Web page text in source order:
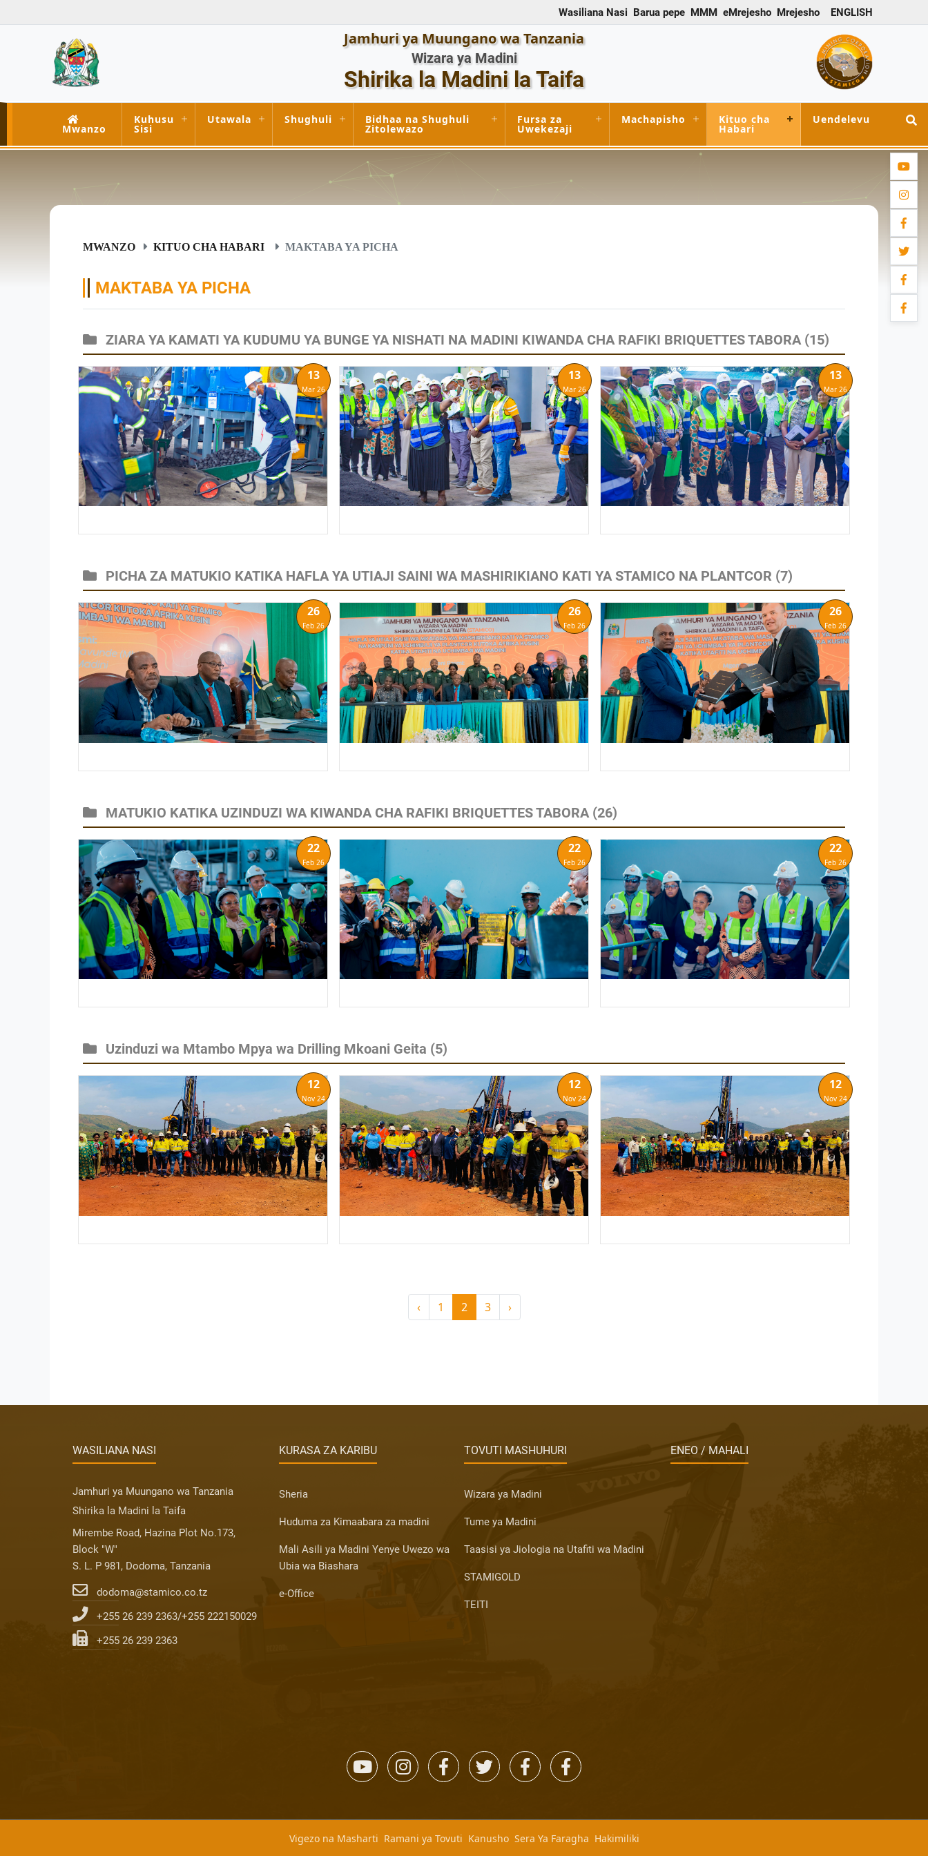
Wasiliana Nasi Barua pepe MMM eMrejesho Mrejesho ENGLISH
Jamhuri ya Muungano wa Tanzania
Wizara ya Madini
Shirika la Madini la Taifa
Mwanzo
Kuhusu
Sisi
Utawala Shughuli Bidhaa na Shughuli
Zitolewazo
Fursa za
Uwekezaji
Machapisho Kituo cha
Habari
Uendelevu
MWANZO KITUO CHA HABARI MAKTABA YA PICHA
MAKTABA YA PICHA
ZIARA YA KAMATI YA KUDUMU YA BUNGE YA NISHATI NA MADINI KIWANDA CHA RAFIKI BRIQUETTES TABORA (15)
13
Mar 26
13
Mar 26
13
Mar 26
PICHA ZA MATUKIO KATIKA HAFLA YA UTIAJI SAINI WA MASHIRIKIANO KATI YA STAMICO NA PLANTCOR (7)
26
Feb 26
26
Feb 26
26
Feb 26
MATUKIO KATIKA UZINDUZI WA KIWANDA CHA RAFIKI BRIQUETTES TABORA (26)
22
Feb 26
22
Feb 26
22
Feb 26
Uzinduzi wa Mtambo Mpya wa Drilling Mkoani Geita (5)
12
Nov 24
12
Nov 24
12
Nov 24
‹ 1 2 3 ›
twitter
WASILIANA NASI
Jamhuri ya Muungano wa Tanzania
Shirika la Madini la Taifa
Mirembe Road, Hazina Plot No.173,
Block "W"
S. L. P 981, Dodoma, Tanzania
dodoma@stamico.co.tz
+255 26 239 2363/+255 222150029
+255 26 239 2363
KURASA ZA KARIBU
Sheria
Huduma za Kimaabara za madini
Mali Asili ya Madini Yenye Uwezo wa
Ubia wa Biashara
e-Office
TOVUTI MASHUHURI
Wizara ya Madini
Tume ya Madini
Taasisi ya Jiologia na Utafiti wa Madini
STAMIGOLD
TEITI
ENEO / MAHALI
Vigezo na Masharti Ramani ya Tovuti Kanusho Sera Ya Faragha Hakimiliki